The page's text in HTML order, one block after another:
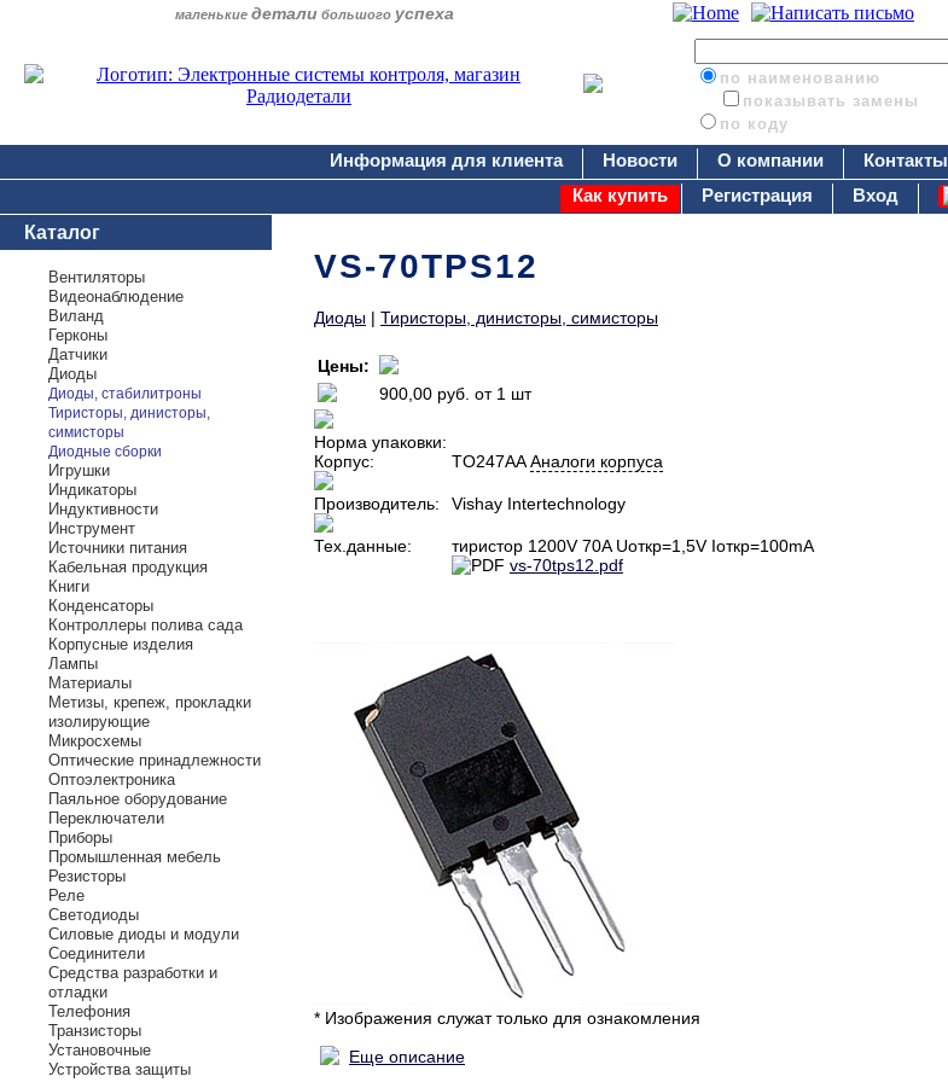
маленькие детали большого успеха
по наименованию
показывать замены
по коду
Информация для клиента Новости О компании Контакты
Как купить
Регистрация Вход
Каталог
Вентиляторы
Видеонаблюдение
Виланд
Герконы
Датчики
Диоды
Диоды, стабилитроны
Тиристоры, динисторы,
симисторы
Диодные сборки
Игрушки
Индикаторы
Индуктивности
Инструмент
Источники питания
Кабельная продукция
Книги
Конденсаторы
Контроллеры полива сада
Корпусные изделия
Лампы
Материалы
Метизы, крепеж, прокладки
изолирующие
Микросхемы
Оптические принадлежности
Оптоэлектроника
Паяльное оборудование
Переключатели
Приборы
Промышленная мебель
Резисторы
Реле
Светодиоды
Силовые диоды и модули
Соединители
Средства разработки и
отладки
Телефония
Транзисторы
Установочные
Устройства защиты
VS-70TPS12
Диоды | Тиристоры, динисторы, симисторы
Цены:
900,00 руб. от 1 шт
Норма упаковки:
Корпус:
TO247AAАналоги корпуса
Производитель: Vishay Intertechnology
Тех.данные:
тиристор 1200V 70A Uоткр=1,5V Iоткр=100mA
vs-70tps12.pdf
* Изображения служат только для ознакомления
Еще описание